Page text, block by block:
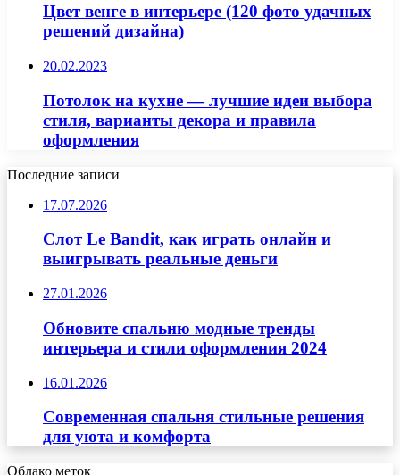
Цвет венге в интерьере (120 фото удачных
решений дизайна)
20.02.2023
Потолок на кухне — лучшие идеи выбора
стиля, варианты декора и правила
оформления
Последние записи
17.07.2026
Слот Le Bandit, как играть онлайн и
выигрывать реальные деньги
27.01.2026
Обновите спальню модные тренды
интерьера и стили оформления 2024
16.01.2026
Современная спальня стильные решения
для уюта и комфорта
Облако меток